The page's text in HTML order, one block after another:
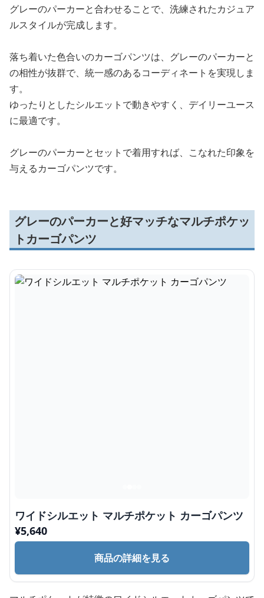
グレーのパーカーと合わせることで、洗練されたカジュア
ルスタイルが完成します。
落ち着いた色合いのカーゴパンツは、グレーのパーカーと
の相性が抜群で、統一感のあるコーディネートを実現しま
す。
ゆったりとしたシルエットで動きやすく、デイリーユース
に最適です。
グレーのパーカーとセットで着用すれば、こなれた印象を
与えるカーゴパンツです。
グレーのパーカーと好マッチなマルチポケッ
トカーゴパンツ
ワイドシルエット マルチポケット カーゴパンツ
¥5,640
商品の詳細を見る